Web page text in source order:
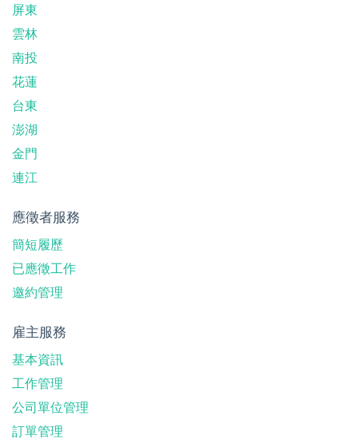
屏東
雲林
南投
花蓮
台東
澎湖
金門
連江
應徵者服務
簡短履歷
已應徵工作
邀約管理
雇主服務
基本資訊
工作管理
公司單位管理
訂單管理